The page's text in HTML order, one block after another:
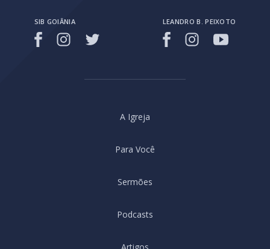
SIB GOIÂNIA LEANDRO B. PEIXOTO
A Igreja
Para Você
Sermões
Podcasts
Artigos